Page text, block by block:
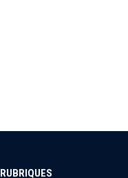
RUBRIQUES